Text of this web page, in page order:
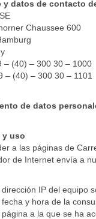
y datos de contacto
Chaussee 600
– (40) – 300 30 – 1000
– (40) – 300 30 – 1101
de datos
y uso
a las páginas de
de Internet envía a
dirección IP del equipo
fecha y hora de la
página a la que se ha